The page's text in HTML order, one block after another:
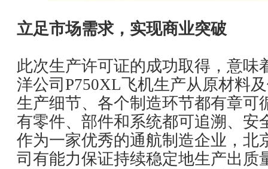
立足市场需求，实现商业突破
此次生产许可证的成功取得，意味
洋公司P750XL飞机生产从原材料
生产细节、各个制造环节都有章可
有零件、部件和系统都可追溯、安
作为一家优秀的通航制造企业，北
司有能力保证持续稳定地生产出质